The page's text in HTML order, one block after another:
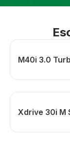
M40i 3.0
Xdrive 30i M